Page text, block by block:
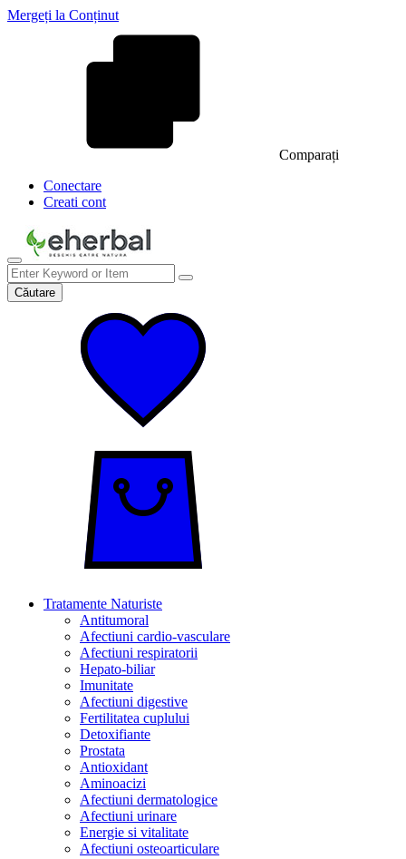
Mergeți la Conținut
Comparați
Conectare
Creati cont
Căutare
Tratamente Naturiste
Antitumoral
Afectiuni cardio-vasculare
Afectiuni respiratorii
Hepato-biliar
Imunitate
Afectiuni digestive
Fertilitatea cuplului
Detoxifiante
Prostata
Antioxidant
Aminoacizi
Afectiuni dermatologice
Afectiuni urinare
Energie si vitalitate
Afectiuni osteoarticulare